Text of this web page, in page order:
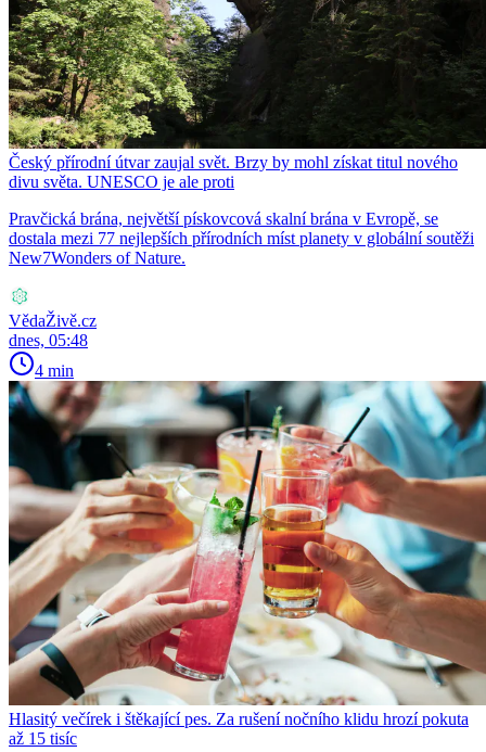
Český přírodní útvar zaujal svět. Brzy by mohl získat titul nového
divu světa. UNESCO je ale proti
Pravčická brána, největší pískovcová skalní brána v Evropě, se
dostala mezi 77 nejlepších přírodních míst planety v globální soutěži
New7Wonders of Nature.
VědaŽivě.cz
dnes, 05:48
4 min
Hlasitý večírek i štěkající pes. Za rušení nočního klidu hrozí pokuta
až 15 tisíc